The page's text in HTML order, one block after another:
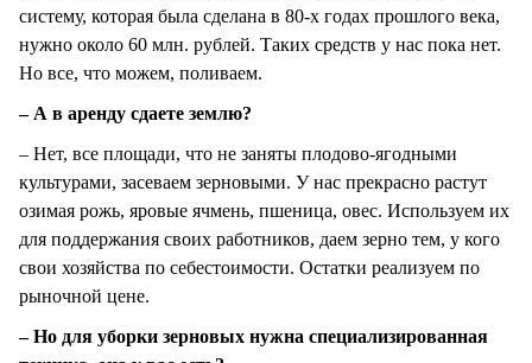
систему, которая была сделана в 80-х годах прошлого века,
нужно около 60 млн. рублей. Таких средств у нас пока нет.
Но все, что можем, поливаем.
– А в аренду сдаете землю?
– Нет, все площади, что не заняты плодово-ягодными
культурами, засеваем зерновыми. У нас прекрасно растут
озимая рожь, яровые ячмень, пшеница, овес. Используем их
для поддержания своих работников, даем зерно тем, у кого
свои хозяйства по себестоимости. Остатки реализуем по
рыночной цене.
– Но для уборки зерновых нужна специализированная